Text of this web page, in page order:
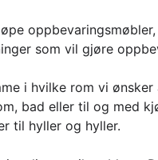
som vil gjøre
i hvilke rom vi
bad eller til og med
til hyller og hyller.